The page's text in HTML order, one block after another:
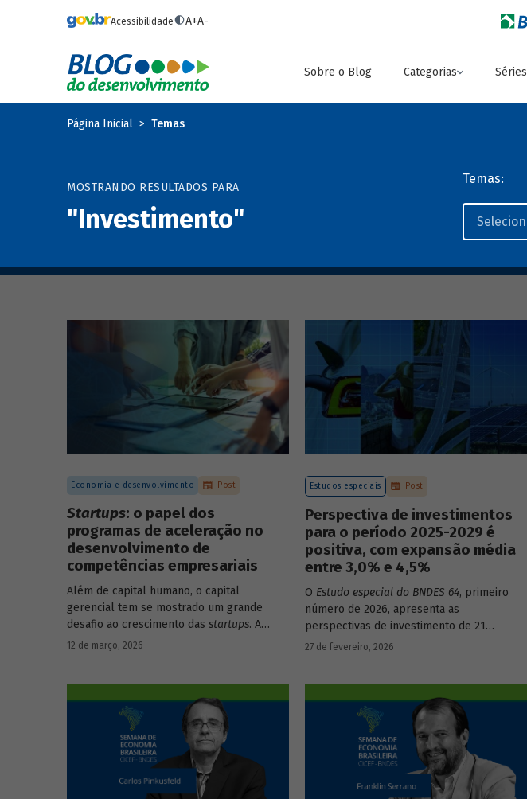
Acessibilidade A+A-
Sobre o Blog Categorias Séries
Página Inicial Temas
MOSTRANDO RESULTADOS PARA
"Investimento"
Temas:
Economia e desenvolvimento Post
Startups: o papel dos
programas de aceleração no
desenvolvimento de
competências empresariais
Além de capital humano, o capital
gerencial tem se mostrado um grande
desafio ao crescimento das startups. A
avaliação do BNDES Garagem demonstra
12 de março, 2026
Estudos especiais Post
Perspectiva de investimentos
para o período 2025-2029 é
positiva, com expansão média
entre 3,0% e 4,5%
O Estudo especial do BNDES 64, primeiro
número de 2026, apresenta as
perspectivas de investimento de 21
setores da economia brasileira para o
27 de fevereiro, 2026